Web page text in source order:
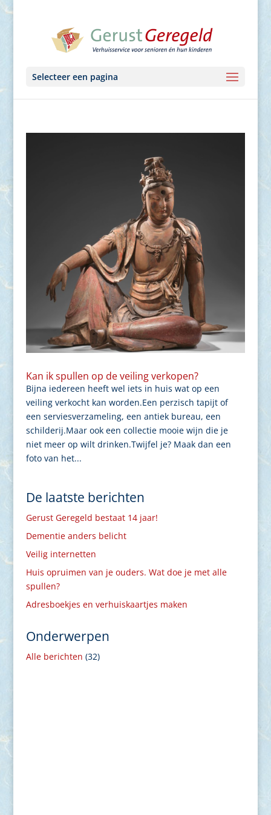
Selecteer een pagina
Kan ik spullen op de veiling verkopen?
Bijna iedereen heeft wel iets in huis wat op een
veiling verkocht kan worden.Een perzisch tapijt of
een serviesverzameling, een antiek bureau, een
schilderij.Maar ook een collectie mooie wijn die je
niet meer op wilt drinken.Twijfel je? Maak dan een
foto van het...
De laatste berichten
Gerust Geregeld bestaat 14 jaar!
Dementie anders belicht
Veilig internetten
Huis opruimen van je ouders. Wat doe je met alle
spullen?
Adresboekjes en verhuiskaartjes maken
Onderwerpen
Alle berichten (32)